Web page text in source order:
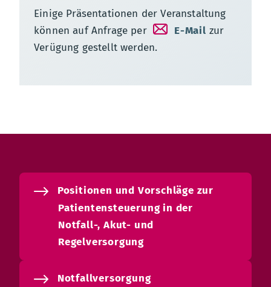
Einige Präsentationen der Veranstaltung
können auf Anfrage per
E-Mail zur
Verügung gestellt werden.
Positionen und Vorschläge zur
Patientensteuerung in der
Notfall-, Akut- und
Regelversorgung
Notfallversorgung